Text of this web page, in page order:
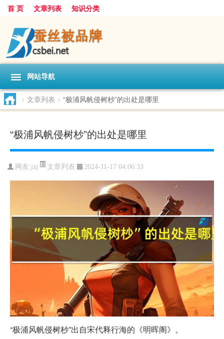
首 页 文章列表 知识分类
网站导航
> 文章列表 > “极浦风帆侵树杪”的出处是哪里
“极浦风帆侵树杪”的出处是哪里
网友:jzj 文章列表 2024-11-17 04:06:33
“极浦风帆侵树杪”出自宋代释行海的《明晖阁》。